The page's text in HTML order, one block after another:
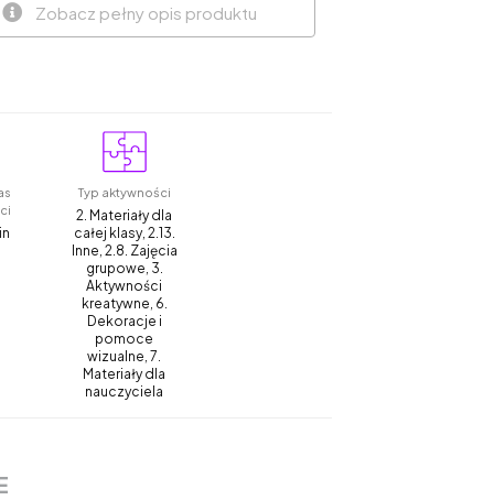
Zobacz pełny opis produktu
Typ aktywności
2. Materiały dla
całej klasy, 2.13.
Inne, 2.8. Zajęcia
grupowe, 3.
Aktywności
kreatywne, 6.
Dekoracje i
pomoce
wizualne, 7.
Materiały dla
nauczyciela